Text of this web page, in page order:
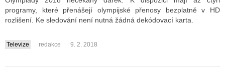
TELEVIZÍ
programy, které přenášejí olympijské přenosy bezplatně v HD
rozlišení. Ke sledování není nutná žádná dekódovací karta.
....
Televize redakce 9. 2. 2018